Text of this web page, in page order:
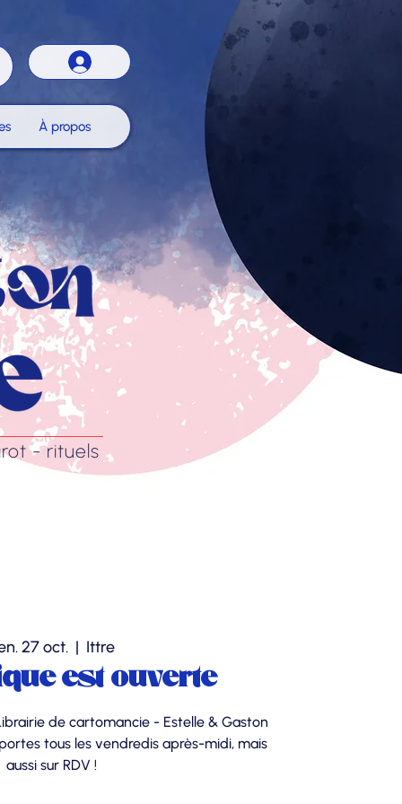
À propos
- rituels
27 oct.
  |
Ittre
est ouverte
de cartomancie - Estelle & Gaston
tous les vendredis après-midi, mais
aussi sur RDV !